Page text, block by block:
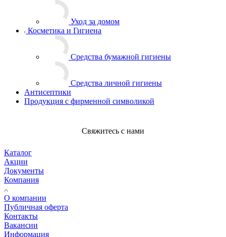
Уход за домом
Косметика и Гигиена
Средства бумажной гигиены
Средства личной гигиены
Антисептики
Продукция с фирменной символикой
Свяжитесь с нами
Каталог
Акции
Документы
Компания
О компании
Публичная оферта
Контакты
Вакансии
Информация